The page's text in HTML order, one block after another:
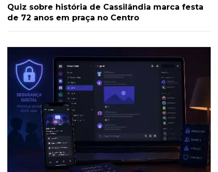
Quiz sobre história de Cassilândia marca festa
de 72 anos em praça no Centro